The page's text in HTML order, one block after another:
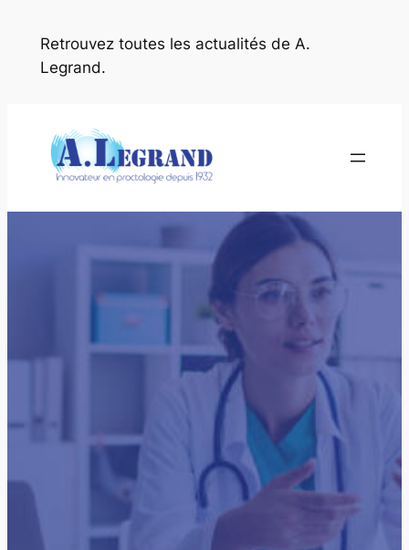
contenu
Retrouvez toutes les actualités de A.
Legrand.